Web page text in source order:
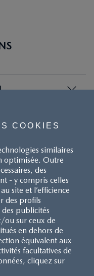
COOKIES
similaires
optimisée. Outre
des
- y compris celles
site et l’efficience
des profils
publicités
ou sur ceux de
en dehors de
équivalent aux
facultatives de
cliquez sur